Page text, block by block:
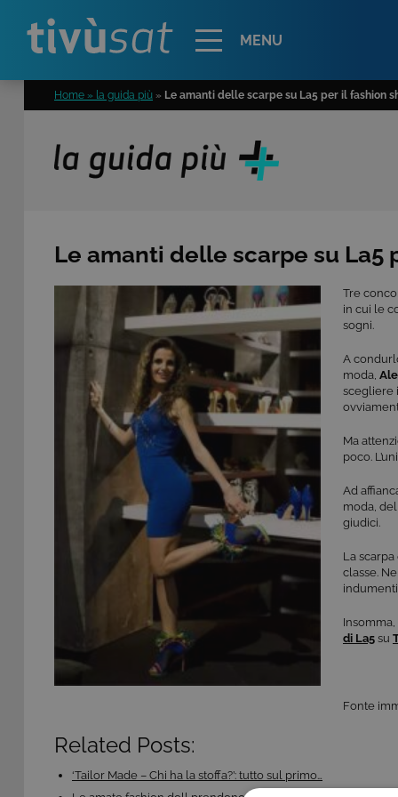
MENU
Home » la guida più » Le amanti delle scarpe su La5 per il fashion
Le amanti delle scarpe su La5
Tre
in cui le
sogni.
A
moda,
scegliere
Ma
poco.
Ad
moda,
giudici.
La
classe.
di La5 su
Fonte
Related Posts:
‘Tailor Made – Chi ha la stoffa?’: tutto sul primo…